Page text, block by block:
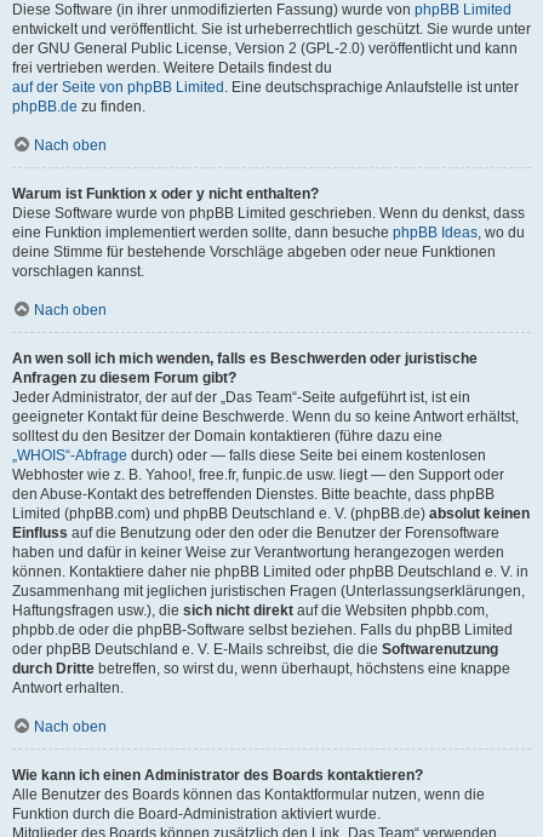
Diese Software (in ihrer unmodifizierten Fassung) wurde von phpBB Limited
entwickelt und veröffentlicht. Sie ist urheberrechtlich geschützt. Sie wurde unter
der GNU General Public License, Version 2 (GPL-2.0) veröffentlicht und kann
frei vertrieben werden. Weitere Details findest du
auf der Seite von phpBB Limited . Eine deutschsprachige Anlaufstelle ist unter
phpBB.de zu finden.
Nach oben
Warum ist Funktion x oder y nicht enthalten?
Diese Software wurde von phpBB Limited geschrieben. Wenn du denkst, dass
eine Funktion implementiert werden sollte, dann besuche phpBB Ideas, wo du
deine Stimme für bestehende Vorschläge abgeben oder neue Funktionen
vorschlagen kannst.
Nach oben
An wen soll ich mich wenden, falls es Beschwerden oder juristische
Anfragen zu diesem Forum gibt?
Jeder Administrator, der auf der „Das Team“-Seite aufgeführt ist, ist ein
geeigneter Kontakt für deine Beschwerde. Wenn du so keine Antwort erhältst,
solltest du den Besitzer der Domain kontaktieren (führe dazu eine
„WHOIS“-Abfrage durch) oder — falls diese Seite bei einem kostenlosen
Webhoster wie z. B. Yahoo!, free.fr, funpic.de usw. liegt — den Support oder
den Abuse-Kontakt des betreffenden Dienstes. Bitte beachte, dass phpBB
Limited (phpBB.com) und phpBB Deutschland e. V. (phpBB.de) absolut keinen
Einfluss auf die Benutzung oder den oder die Benutzer der Forensoftware
haben und dafür in keiner Weise zur Verantwortung herangezogen werden
können. Kontaktiere daher nie phpBB Limited oder phpBB Deutschland e. V. in
Zusammenhang mit jeglichen juristischen Fragen (Unterlassungserklärungen,
Haftungsfragen usw.), die sich nicht direkt auf die Websiten phpbb.com,
phpbb.de oder die phpBB-Software selbst beziehen. Falls du phpBB Limited
oder phpBB Deutschland e. V. E-Mails schreibst, die die Softwarenutzung
durch Dritte betreffen, so wirst du, wenn überhaupt, höchstens eine knappe
Antwort erhalten.
Nach oben
Wie kann ich einen Administrator des Boards kontaktieren?
Alle Benutzer des Boards können das Kontaktformular nutzen, wenn die
Funktion durch die Board-Administration aktiviert wurde.
Mitglieder des Boards können zusätzlich den Link „Das Team“ verwenden.